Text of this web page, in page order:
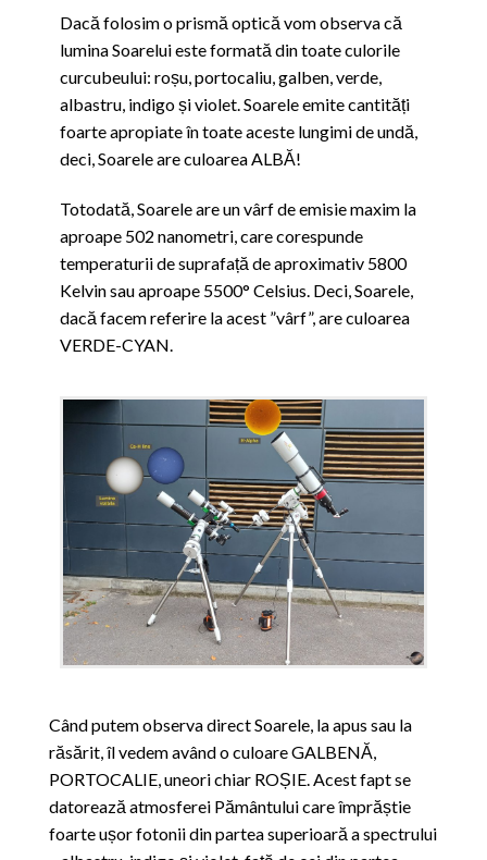
Dacă folosim o prismă optică vom observa că
lumina Soarelui este formată din toate culorile
curcubeului: roșu, portocaliu, galben, verde,
albastru, indigo și violet. Soarele emite cantități
foarte apropiate în toate aceste lungimi de undă,
deci, Soarele are culoarea ALBĂ!
Totodată, Soarele are un vârf de emisie maxim la
aproape 502 nanometri, care corespunde
temperaturii de suprafață de aproximativ 5800
Kelvin sau aproape 5500° Celsius. Deci, Soarele,
dacă facem referire la acest ”vârf”, are culoarea
VERDE-CYAN.
Când putem observa direct Soarele, la apus sau la
răsărit, îl vedem având o culoare GALBENĂ,
PORTOCALIE, uneori chiar ROȘIE. Acest fapt se
datorează atmosferei Pământului care împrăștie
foarte ușor fotonii din partea superioară a spectrului